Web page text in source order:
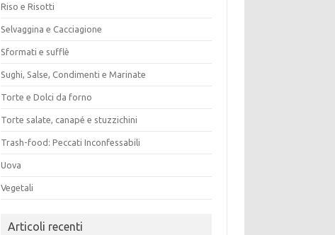
Riso e Risotti
Selvaggina e Cacciagione
Sformati e sufflè
Sughi, Salse, Condimenti e Marinate
Torte e Dolci da forno
Torte salate, canapé e stuzzichini
Trash-food: Peccati Inconfessabili
Uova
Vegetali
Articoli recenti